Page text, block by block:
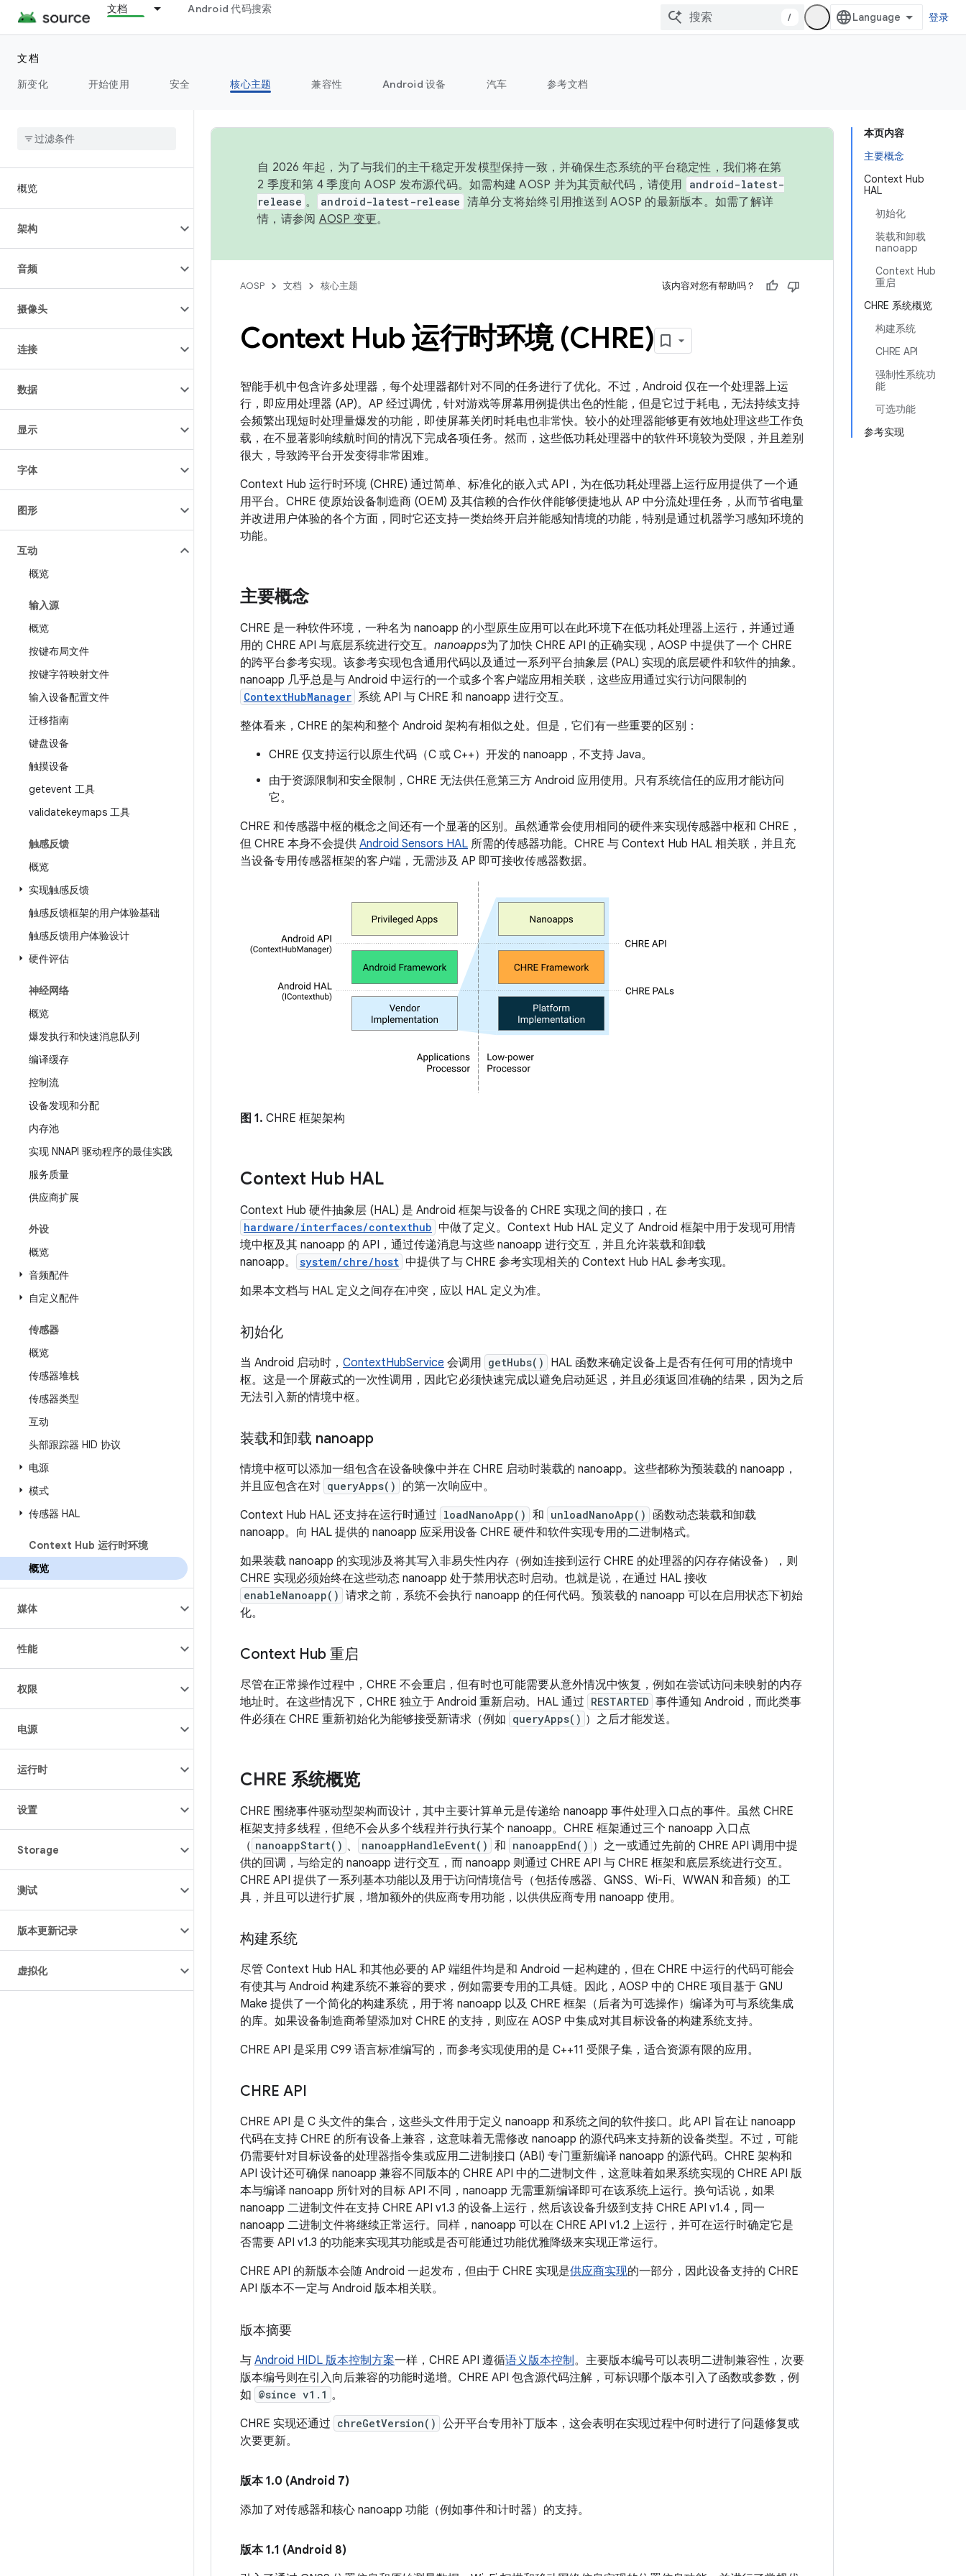
文档 Android 代码搜索
/ 登录
文档
新变化
开始使用 安全 核心主题 兼容性 Android 设备 汽车 参考文档
概览
架构
音频
摄像头
连接
数据
显示
字体
图形
互动
概览
输入源
概览
按键布局文件
按键字符映射文件
输入设备配置文件
迁移指南
键盘设备
触摸设备
getevent 工具
validatekeymaps 工具
触感反馈
概览
实现触感反馈
触感反馈框架的用户体验基础
触感反馈用户体验设计
硬件评估
神经网络
概览
爆发执行和快速消息队列
编译缓存
控制流
设备发现和分配
内存池
实现 NNAPI 驱动程序的最佳实践
服务质量
供应商扩展
外设
概览
音频配件
自定义配件
传感器
概览
传感器堆栈
传感器类型
互动
头部跟踪器 HID 协议
电源
模式
传感器 HAL
Context Hub 运行时环境
概览
媒体
性能
权限
电源
运行时
设置
Storage
测试
版本更新记录
虚拟化
本页内容
主要概念
Context Hub
HAL
初始化
装载和卸载
nanoapp
Context Hub
重启
CHRE 系统概览
构建系统
CHRE API
强制性系统功
能
可选功能
参考实现
自 2026 年起，为了与我们的主干稳定开发模型保持一致，并确保生态系统的平台稳定性，我们将在第
2 季度和第 4 季度向 AOSP 发布源代码。如需构建 AOSP 并为其贡献代码，请使用
android-latest-
release 。 android-latest-release 清单分支将始终引用推送到 AOSP 的最新版本。如需了解详
情，请参阅 AOSP 变更。
AOSP 文档 核心主题 该内容对您有帮助吗？
Context Hub 运行时环境 (CHRE)
智能手机中包含许多处理器，每个处理器都针对不同的任务进行了优化。不过，Android 仅在一个处理器上运
行，即应用处理器 (AP)。AP 经过调优，针对游戏等屏幕用例提供出色的性能，但是它过于耗电，无法持续支持
会频繁出现短时处理量爆发的功能，即使屏幕关闭时耗电也非常快。较小的处理器能够更有效地处理这些工作负
载，在不显著影响续航时间的情况下完成各项任务。然而，这些低功耗处理器中的软件环境较为受限，并且差别
很大，导致跨平台开发变得非常困难。
Context Hub 运行时环境 (CHRE) 通过简单、标准化的嵌入式 API，为在低功耗处理器上运行应用提供了一个通
用平台。CHRE 使原始设备制造商 (OEM) 及其信赖的合作伙伴能够便捷地从 AP 中分流处理任务，从而节省电量
并改进用户体验的各个方面，同时它还支持一类始终开启并能感知情境的功能，特别是通过机器学习感知环境的
功能。
主要概念
CHRE 是一种软件环境，一种名为 nanoapp 的小型原生应用可以在此环境下在低功耗处理器上运行，并通过通
用的 CHRE API 与底层系统进行交互。 nanoapps为了加快 CHRE API 的正确实现，AOSP 中提供了一个 CHRE
的跨平台参考实现。该参考实现包含通用代码以及通过一系列平台抽象层 (PAL) 实现的底层硬件和软件的抽象。
nanoapp 几乎总是与 Android 中运行的一个或多个客户端应用相关联，这些应用通过实行访问限制的
ContextHubManager 系统 API 与 CHRE 和 nanoapp 进行交互。
整体看来，CHRE 的架构和整个 Android 架构有相似之处。但是，它们有一些重要的区别：
CHRE 仅支持运行以原生代码（C 或 C++）开发的 nanoapp，不支持 Java。
由于资源限制和安全限制，CHRE 无法供任意第三方 Android 应用使用。只有系统信任的应用才能访问
它。
CHRE 和传感器中枢的概念之间还有一个显著的区别。虽然通常会使用相同的硬件来实现传感器中枢和 CHRE，
但 CHRE 本身不会提供 Android Sensors HAL 所需的传感器功能。CHRE 与 Context Hub HAL 相关联，并且充
当设备专用传感器框架的客户端，无需涉及 AP 即可接收传感器数据。
图 1. CHRE 框架架构
Context Hub HAL
Context Hub 硬件抽象层 (HAL) 是 Android 框架与设备的 CHRE 实现之间的接口，在
hardware/interfaces/contexthub 中做了定义。Context Hub HAL 定义了 Android 框架中用于发现可用情
境中枢及其 nanoapp 的 API，通过传递消息与这些 nanoapp 进行交互，并且允许装载和卸载
nanoapp。
system/chre/host 中提供了与 CHRE 参考实现相关的 Context Hub HAL 参考实现。
如果本文档与 HAL 定义之间存在冲突，应以 HAL 定义为准。
初始化
当 Android 启动时， ContextHubService 会调用 getHubs()
HAL 函数来确定设备上是否有任何可用的情境中
枢。这是一个屏蔽式的一次性调用，因此它必须快速完成以避免启动延迟，并且必须返回准确的结果，因为之后
无法引入新的情境中枢。
装载和卸载 nanoapp
情境中枢可以添加一组包含在设备映像中并在 CHRE 启动时装载的 nanoapp。这些都称为预装载的 nanoapp，
并且应包含在对 queryApps()
的第一次响应中。
Context Hub HAL 还支持在运行时通过 loadNanoApp() 和 unloadNanoApp()
函数动态装载和卸载
nanoapp。向 HAL 提供的 nanoapp 应采用设备 CHRE 硬件和软件实现专用的二进制格式。
如果装载 nanoapp 的实现涉及将其写入非易失性内存（例如连接到运行 CHRE 的处理器的闪存存储设备），则
CHRE 实现必须始终在这些动态 nanoapp 处于禁用状态时启动。也就是说，在通过 HAL 接收
enableNanoapp() 请求之前，系统不会执行 nanoapp 的任何代码。预装载的 nanoapp 可以在启用状态下初始
化。
Context Hub 重启
尽管在正常操作过程中，CHRE 不会重启，但有时也可能需要从意外情况中恢复，例如在尝试访问未映射的内存
地址时。在这些情况下，CHRE 独立于 Android 重新启动。HAL 通过 RESTARTED 事件通知 Android，而此类事
件必须在 CHRE 重新初始化为能够接受新请求（例如 queryApps() ）之后才能发送。
CHRE 系统概览
CHRE 围绕事件驱动型架构而设计，其中主要计算单元是传递给 nanoapp 事件处理入口点的事件。虽然 CHRE
框架支持多线程，但绝不会从多个线程并行执行某个 nanoapp。CHRE 框架通过三个 nanoapp 入口点
（ nanoappStart() 、 nanoappHandleEvent() 和 nanoappEnd() ）之一或通过先前的 CHRE API 调用中提
供的回调，与给定的 nanoapp 进行交互，而 nanoapp 则通过 CHRE API 与 CHRE 框架和底层系统进行交互。
CHRE API 提供了一系列基本功能以及用于访问情境信号（包括传感器、GNSS、Wi-Fi、WWAN 和音频）的工
具，并且可以进行扩展，增加额外的供应商专用功能，以供供应商专用 nanoapp 使用。
构建系统
尽管 Context Hub HAL 和其他必要的 AP 端组件均是和 Android 一起构建的，但在 CHRE 中运行的代码可能会
有使其与 Android 构建系统不兼容的要求，例如需要专用的工具链。因此，AOSP 中的 CHRE 项目基于 GNU
Make 提供了一个简化的构建系统，用于将 nanoapp 以及 CHRE 框架（后者为可选操作）编译为可与系统集成
的库。如果设备制造商希望添加对 CHRE 的支持，则应在 AOSP 中集成对其目标设备的构建系统支持。
CHRE API 是采用 C99 语言标准编写的，而参考实现使用的是 C++11 受限子集，适合资源有限的应用。
CHRE API
CHRE API 是 C 头文件的集合，这些头文件用于定义 nanoapp 和系统之间的软件接口。此 API 旨在让 nanoapp
代码在支持 CHRE 的所有设备上兼容，这意味着无需修改 nanoapp 的源代码来支持新的设备类型。不过，可能
仍需要针对目标设备的处理器指令集或应用二进制接口 (ABI) 专门重新编译 nanoapp 的源代码。CHRE 架构和
API 设计还可确保 nanoapp 兼容不同版本的 CHRE API 中的二进制文件，这意味着如果系统实现的 CHRE API 版
本与编译 nanoapp 所针对的目标 API 不同，nanoapp 无需重新编译即可在该系统上运行。换句话说，如果
nanoapp 二进制文件在支持 CHRE API v1.3 的设备上运行，然后该设备升级到支持 CHRE API v1.4，同一
nanoapp 二进制文件将继续正常运行。同样，nanoapp 可以在 CHRE API v1.2 上运行，并可在运行时确定它是
否需要 API v1.3 的功能来实现其功能或是否可能通过功能优雅降级来实现正常运行。
CHRE API 的新版本会随 Android 一起发布，但由于 CHRE 实现是供应商实现的一部分，因此设备支持的 CHRE
API 版本不一定与 Android 版本相关联。
版本摘要
与 Android HIDL 版本控制方案一样，CHRE API 遵循语义版本控制。主要版本编号可以表明二进制兼容性，次要
版本编号则在引入向后兼容的功能时递增。CHRE API 包含源代码注解，可标识哪个版本引入了函数或参数，例
如 @since v1.1 。
CHRE 实现还通过 chreGetVersion() 公开平台专用补丁版本，这会表明在实现过程中何时进行了问题修复或
次要更新。
版本 1.0 (Android 7)
添加了对传感器和核心 nanoapp 功能（例如事件和计时器）的支持。
版本 1.1 (Android 8)